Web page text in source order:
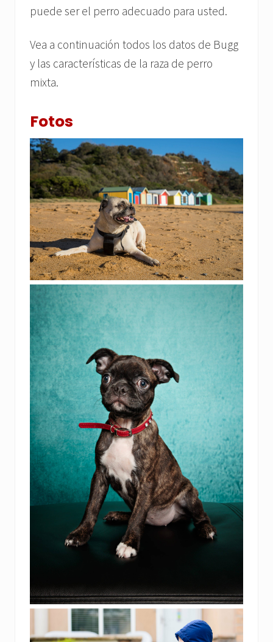
puede ser el perro adecuado para usted.
Vea a continuación todos los datos de Bugg
y las características de la raza de perro
mixta.
Fotos